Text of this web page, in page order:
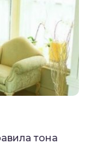
тона